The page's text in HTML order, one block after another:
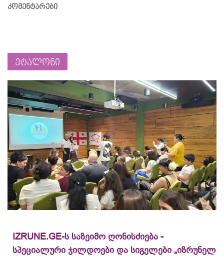
კომენტარები
ეტალონი
IZRUNE.GE-ს საზეიმო ღონისძიება -
სპეციალური ჯილდოები და სიგელები „იზრუნელ